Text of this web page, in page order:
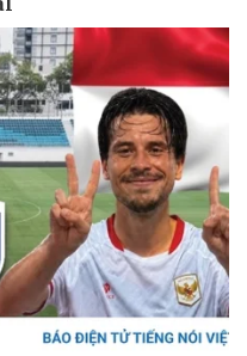
Nhà đẹp
Tình yêu - Gia đình